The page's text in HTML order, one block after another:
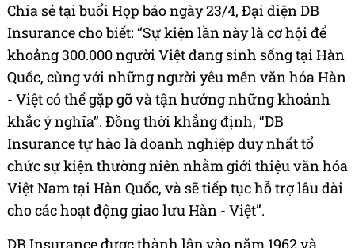
Chia sẻ tại buổi Họp báo ngày 23/4, Đại diện DB
Insurance cho biết: “Sự kiện lần này là cơ hội để
khoảng 300.000 người Việt đang sinh sống tại Hàn
Quốc, cùng với những người yêu mến văn hóa Hàn
- Việt có thể gặp gỡ và tận hưởng những khoảnh
khắc ý nghĩa”. Đồng thời khẳng định, “DB
Insurance tự hào là doanh nghiệp duy nhất tổ
chức sự kiện thường niên nhằm giới thiệu văn hóa
Việt Nam tại Hàn Quốc, và sẽ tiếp tục hỗ trợ lâu dài
cho các hoạt động giao lưu Hàn - Việt”.